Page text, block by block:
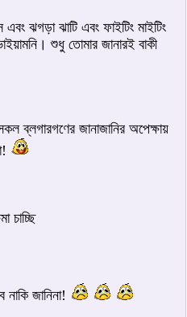
এবং ঝগড়া ঝাটি এবং ফাইটিং মাইটিং
শুধু তোমার জানারই বাকী
ব্লগারগণের জানাজানির অপেক্ষায়
চাচ্ছি
জানিনা!